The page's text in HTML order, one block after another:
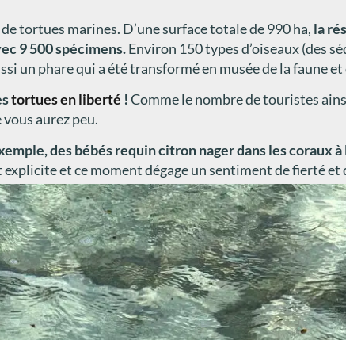
tortues marines. D’une surface totale de 990 ha, la
9 500 spécimens.Environ 150 types d’oiseaux (des
un phare qui a été transformé en musée de la faune et
tortues en liberté !Comme le nombre de touristes
aurez peu.
des bébés requin citron nager dans les coraux
explicite et ce moment dégage un sentiment de fierté et